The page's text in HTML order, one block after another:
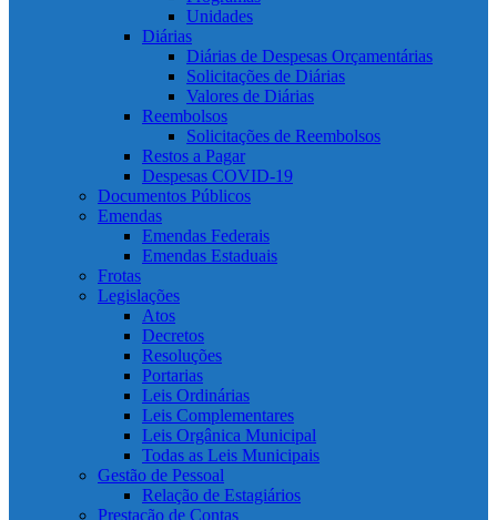
Unidades
Diárias
Diárias de Despesas Orçamentárias
Solicitações de Diárias
Valores de Diárias
Reembolsos
Solicitações de Reembolsos
Restos a Pagar
Despesas COVID-19
Documentos Públicos
Emendas
Emendas Federais
Emendas Estaduais
Frotas
Legislações
Atos
Decretos
Resoluções
Portarias
Leis Ordinárias
Leis Complementares
Leis Orgânica Municipal
Todas as Leis Municipais
Gestão de Pessoal
Relação de Estagiários
Prestação de Contas